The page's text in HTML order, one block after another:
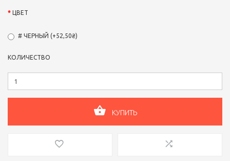
ЦВЕТ
# ЧЕРНЫЙ (+52,50₴)
КОЛИЧЕСТВО
КУПИТЬ